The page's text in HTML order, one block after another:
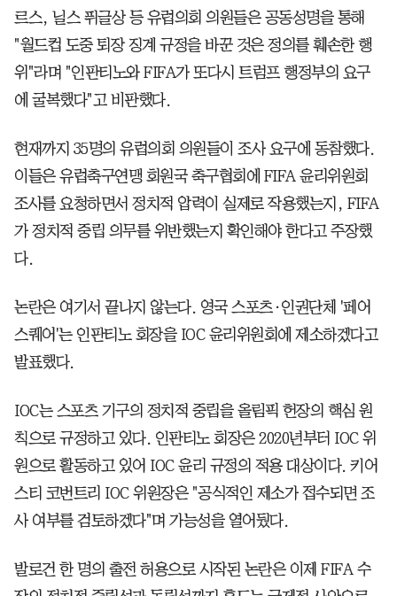
르스, 닐스 퓌글상 등 유럽의회 의원들은 공동성명을 통해
"월드컵 도중 퇴장 징계 규정을 바꾼 것은 정의를 훼손한 행
위"라며 "인판티노와 FIFA가 또다시 트럼프 행정부의 요구
에 굴복했다"고 비판했다.
현재까지 35명의 유럽의회 의원들이 조사 요구에 동참했다.
이들은 유럽축구연맹 회원국 축구협회에 FIFA 윤리위원회
조사를 요청하면서 정치적 압력이 실제로 작용했는지, FIFA
가 정치적 중립 의무를 위반했는지 확인해야 한다고 주장했
다.
논란은 여기서 끝나지 않는다. 영국 스포츠·인권단체 '페어
스퀘어'는 인판티노 회장을 IOC 윤리위원회에 제소하겠다고
발표했다.
IOC는 스포츠 기구의 정치적 중립을 올림픽 헌장의 핵심 원
칙으로 규정하고 있다. 인판티노 회장은 2020년부터 IOC 위
원으로 활동하고 있어 IOC 윤리 규정의 적용 대상이다. 키어
스티 코번트리 IOC 위원장은 "공식적인 제소가 접수되면 조
사 여부를 검토하겠다"며 가능성을 열어뒀다.
발로건 한 명의 출전 허용으로 시작된 논란은 이제 FIFA 수